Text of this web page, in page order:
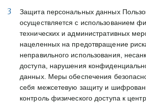
Защита персональных данных
осуществляется с использованием
технических и административных
нацеленных на предотвращение
неправильного использования,
доступа, нарушения
данных. Меры обеспечения
себя межсетевую защиту и
контроль физического доступа к